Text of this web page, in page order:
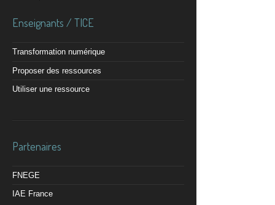
Enseignants / TICE
Transformation numérique
Proposer des ressources
Utiliser une ressource
Partenaires
FNEGE
IAE France